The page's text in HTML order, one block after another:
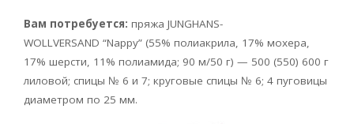
Вам потребуется: пряжа JUNGHANS-
WOLLVERSAND “Nappy” (55% полиакрила, 17% мохера,
17% шерсти, 11% полиамида; 90 м/50 г) — 500 (550) 600 г
лиловой; спицы № 6 и 7; круговые спицы № 6; 4 пуговицы
диаметром по 25 мм.